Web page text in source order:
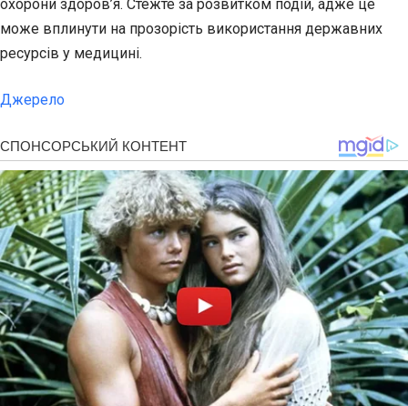
охорони здоров’я. Стежте за розвитком подій, адже це
може вплинути на прозорість використання державних
ресурсів у медицині.
Джерело